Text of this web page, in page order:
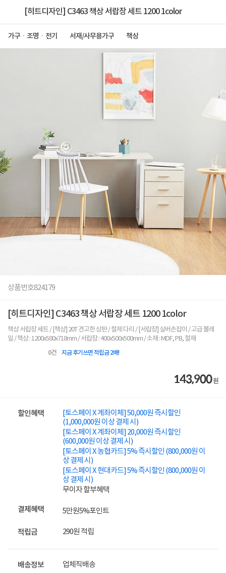
[히트디자인] C3463 책상 서랍장 세트 1200 1color
가구ㆍ조명ㆍ전기 서재/사무용가구 책상
상품번호824179
[히트디자인] C3463 책상 서랍장 세트 1200 1color
책상 서랍장 세트 / [책상] 20T 견고한 상판 / 철제 다리 / [서랍장] 실버손잡이 / 고급 볼레
일 / 책상 : 1200x580x718mm / 서랍장 : 400x500x500mm / 소재 : MDF, PB, 철재
0건 지금 후기쓰면 적립금 2배!
143,900원
할인혜택
[토스페이 X 계좌이체] 50,000원 즉시할인
(1,000,000원 이상 결제 시)
[토스페이 X 계좌이체] 20,000원 즉시할인
(600,000원 이상 결제 시)
[토스페이 X 농협카드] 5% 즉시할인 (800,000원 이
상 결제 시)
[토스페이 X 현대카드] 5% 즉시할인 (800,000원 이
상 결제 시)
무이자 할부혜택
결제혜택 5만원5%포인트
적립금 290원 적립
배송정보 업체직배송